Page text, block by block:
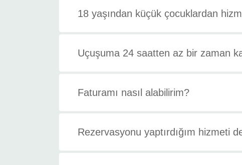
18 yaşından küçük çocuklardan
Uçuşuma 24 saatten az bir zaman
Faturamı nasıl alabilirim?
Rezervasyonu yaptırdığım hizmeti